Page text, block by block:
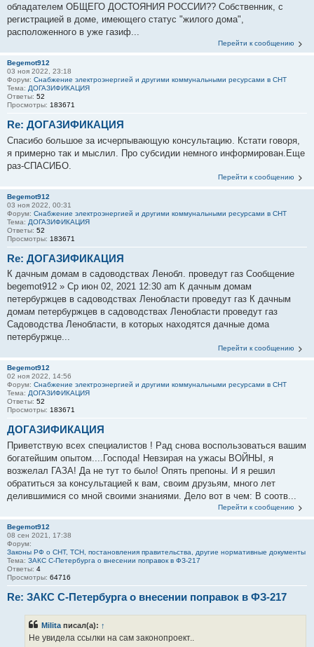
обладателем ОБЩЕГО ДОСТОЯНИЯ РОССИИ?? Собственник, c
регистрацией в доме, имеющего статус "жилого дома",
расположенного в уже газиф...
Перейти к сообщению
Begemot912
03 ноя 2022, 23:18
Форум: Снабжение электроэнергией и другими коммунальными ресурсами в СНТ
Тема: ДОГАЗИФИКАЦИЯ
Ответы: 52
Просмотры: 183671
Re: ДОГАЗИФИКАЦИЯ
Спасибо большое за исчерпывающую консультацию. Кстати говоря,
я примерно так и мыслил. Про субсидии немного информирован.Еще
раз-СПАСИБО.
Перейти к сообщению
Begemot912
03 ноя 2022, 00:31
Форум: Снабжение электроэнергией и другими коммунальными ресурсами в СНТ
Тема: ДОГАЗИФИКАЦИЯ
Ответы: 52
Просмотры: 183671
Re: ДОГАЗИФИКАЦИЯ
К дачным домам в садоводствах Ленобл. проведут газ Сообщение
begemot912 » Ср июн 02, 2021 12:30 am К дачным домам
петербуржцев в садоводствах Ленобласти проведут газ К дачным
домам петербуржцев в садоводствах Ленобласти проведут газ
Садоводства Ленобласти, в которых находятся дачные дома
петербуржце...
Перейти к сообщению
Begemot912
02 ноя 2022, 14:56
Форум: Снабжение электроэнергией и другими коммунальными ресурсами в СНТ
Тема: ДОГАЗИФИКАЦИЯ
Ответы: 52
Просмотры: 183671
ДОГАЗИФИКАЦИЯ
Приветствую всех специалистов ! Рад снова воспользоваться вашим
богатейшим опытом....Господа! Невзирая на ужасы ВОЙНЫ, я
возжелал ГАЗА! Да не тут то было! Опять препоны. И я решил
обратиться за консультацией к вам, своим друзьям, много лет
делившимися со мной своими знаниями. Дело вот в чем: В соотв...
Перейти к сообщению
Begemot912
08 сен 2021, 17:38
Форум:
Законы РФ о СНТ, ТСН, постановления правительства, другие нормативные документы
Тема: ЗАКС С-Петербурга о внесении поправок в ФЗ-217
Ответы: 4
Просмотры: 64716
Re: ЗАКС С-Петербурга о внесении поправок в ФЗ-217
Milita писал(а): ↑
Не увидела ссылки на сам законопроект..